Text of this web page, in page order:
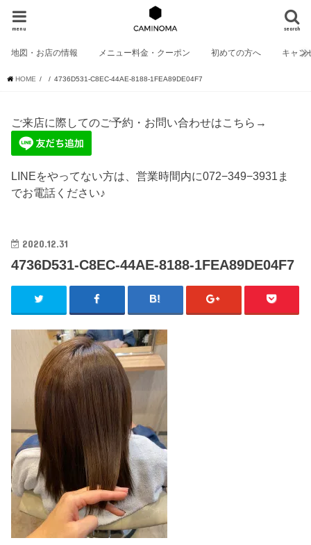
search
menu
地図・お店の情報 メニュー料金・クーポン 初めての方へ キャン
HOME 4736D531-C8EC-44AE-8188-1FEA89DE04F7
ご来店に際してのご予約・お問い合わせはこちら→
LINEをやってない方は、営業時間内に072−349−3931ま
でお電話ください♪
2020.12.31
4736D531-C8EC-44AE-8188-1FEA89DE04F7